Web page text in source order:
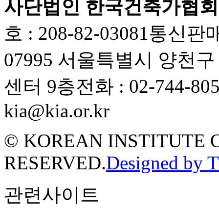
사단법인 한국건축가협회
호 : 208-82-03081 통신판
07995 서울특별시 양천
센터 9층전화 : 02-744-
kia@kia.or.kr
© KOREAN INSTITUTE
RESERVED.Designed by
관련사이트